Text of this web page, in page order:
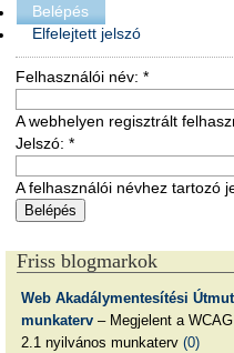
Belépés
Elfelejtett jelszó
Felhasználói név: *
A webhelyen regisztrált
Jelszó: *
A felhasználói névhez tartozó
Friss blogmarkok
Web Akadálymentesítési
munkaterv– Megjelent a
2.1 nyilvános munkaterv (0)